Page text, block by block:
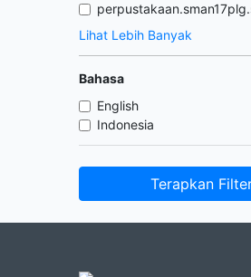
Lihat Lebih Banyak
Bahasa
English
Indonesia
Terapkan